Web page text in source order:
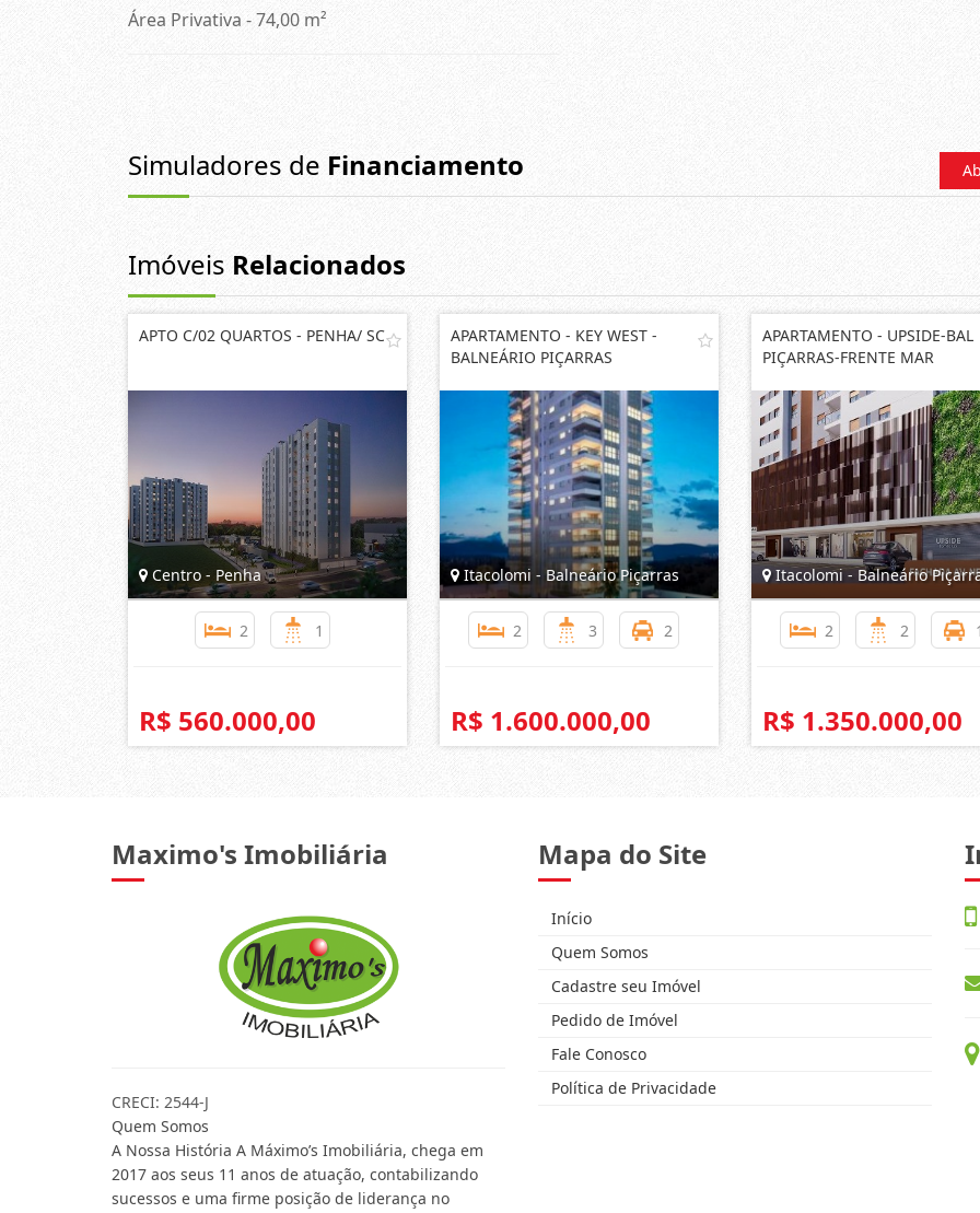
Área Privativa - 74,00 m²
Simuladores de Financiamento
Imóveis Relacionados
APTO C/02 QUARTOS - PENHA/ SC
Centro - Penha
2 1
R$ 560.000,00
APARTAMENTO - KEY WEST -
BALNEÁRIO PIÇARRAS
Itacolomi - Balneário Piçarras
2 3 2
R$ 1.600.000,00
APARTAMENTO - UPSIDE-BAL
PIÇARRAS-FRENTE MAR
Itacolomi - Balneário
2 2
R$ 1.350.000,00
Maximo's Imobiliária
CRECI: 2544-J
Quem Somos
A Nossa História A Máximo’s Imobiliária, chega em
2017 aos seus 11 anos de atuação, contabilizando
sucessos e uma firme posição de liderança no
Mapa do Site
Início
Quem Somos
Cadastre seu Imóvel
Pedido de Imóvel
Fale Conosco
Política de Privacidade